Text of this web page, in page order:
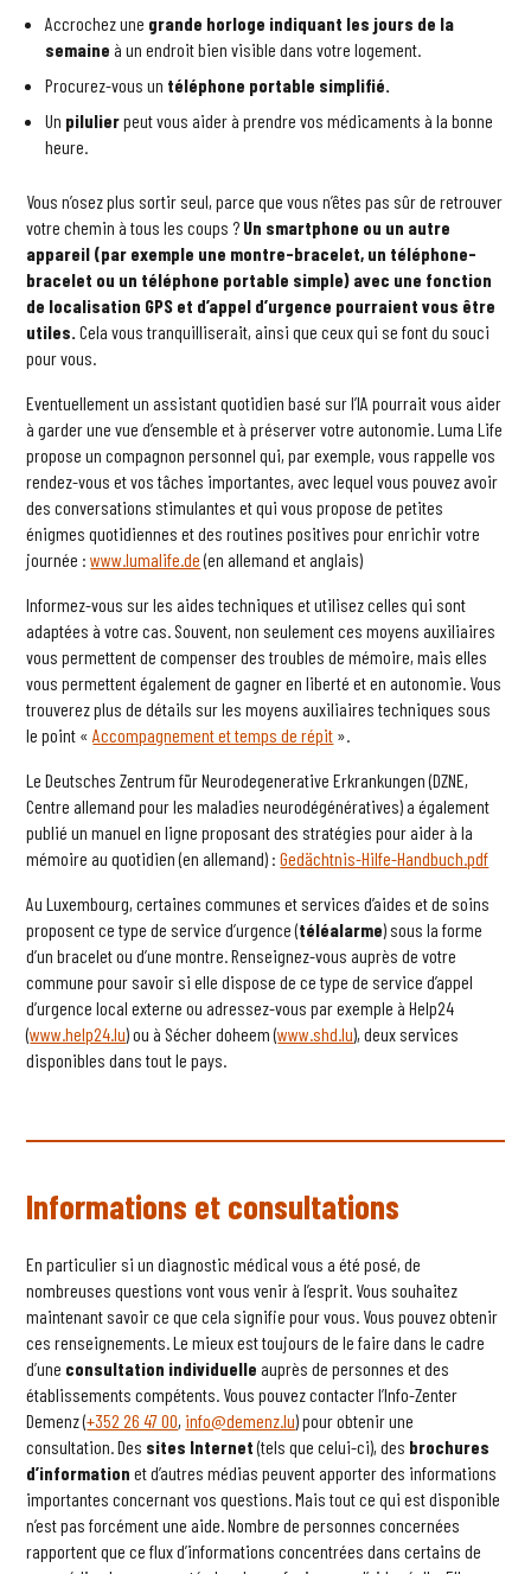
Accrochez une grande horloge indiquant les jours de la
semaine à un endroit bien visible dans votre logement.
Procurez-vous un téléphone portable simplifié.
Un pilulierpeut vous aider à prendre vos médicaments à la bonne
heure.
Vous n’osez plus sortir seul, parce que vous n’êtes pas sûr de retrouver
votre chemin à tous les coups ? Un smartphone ou un autre
appareil (par exemple une montre-bracelet, un téléphone-
bracelet ou un téléphone portable simple) avec une fonction
de localisation GPS et d’appel d’urgence pourraient vous être
utiles. Cela vous tranquilliserait, ainsi que ceux qui se font du souci
pour vous.
Eventuellement un assistant quotidien basé sur l’IA pourrait vous aider
à garder une vue d’ensemble et à préserver votre autonomie. Luma Life
propose un compagnon personnel qui, par exemple, vous rappelle vos
rendez-vous et vos tâches importantes, avec lequel vous pouvez avoir
des conversations stimulantes et qui vous propose de petites
énigmes quotidiennes et des routines positives pour enrichir votre
journée :www.lumalife.de(en allemand et anglais)
Informez-vous sur les aides techniques et utilisez celles qui sont
adaptées à votre cas. Souvent, non seulement ces moyens auxiliaires
vous permettent de compenser des troubles de mémoire, mais elles
vous permettent également de gagner en liberté et en autonomie. Vous
trouverez plus de détails sur les moyens auxiliaires techniques sous
le point «Accompagnement et temps de répit ».
Le Deutsches Zentrum für Neurodegenerative Erkrankungen (DZNE,
Centre allemand pour les maladies neurodégénératives) a également
publié un manuel en ligne proposant des stratégies pour aider à la
mémoire au quotidien (en allemand) :Gedächtnis-Hilfe-Handbuch.pdf
Au Luxembourg, certaines communes et services d’aides et de soins
proposent ce type de service d’urgence (téléalarme) sous la forme
d’un bracelet ou d’une montre. Renseignez-vous auprès de votre
commune pour savoir si elle dispose de ce type de service d’appel
d’urgence local externe ou adressez-vous par exemple à Help24
(www.help24.lu) ou à Sécher doheem (www.shd.lu), deux services
disponibles dans tout le pays.
Informations et consultations
En particulier si un diagnostic médical vous a été posé, de
nombreuses questions vont vous venir à l’esprit. Vous souhaitez
maintenant savoir ce que cela signifie pour vous. Vous pouvez obtenir
ces renseignements. Le mieux est toujours de le faire dans le cadre
d’une consultation individuelle auprès de personnes et des
établissements compétents. Vous pouvez contacter l’Info-Zenter
Demenz (+352 26 47 00, info@demenz.lu) pour obtenir une
consultation. Des sites Internet(tels que celui-ci), des brochures
d’information et d’autres médias peuvent apporter des informations
importantes concernant vos questions. Mais tout ce qui est disponible
n’est pas forcément une aide. Nombre de personnes concernées
rapportent que ce flux d’informations concentrées dans certains de